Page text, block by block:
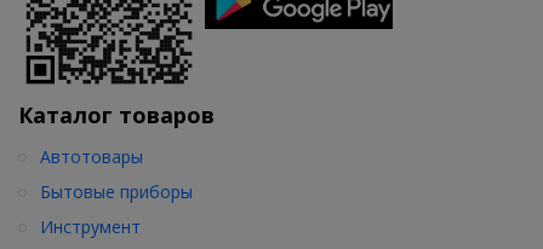
Каталог товаров
Автотовары
Бытовые приборы
Инструмент